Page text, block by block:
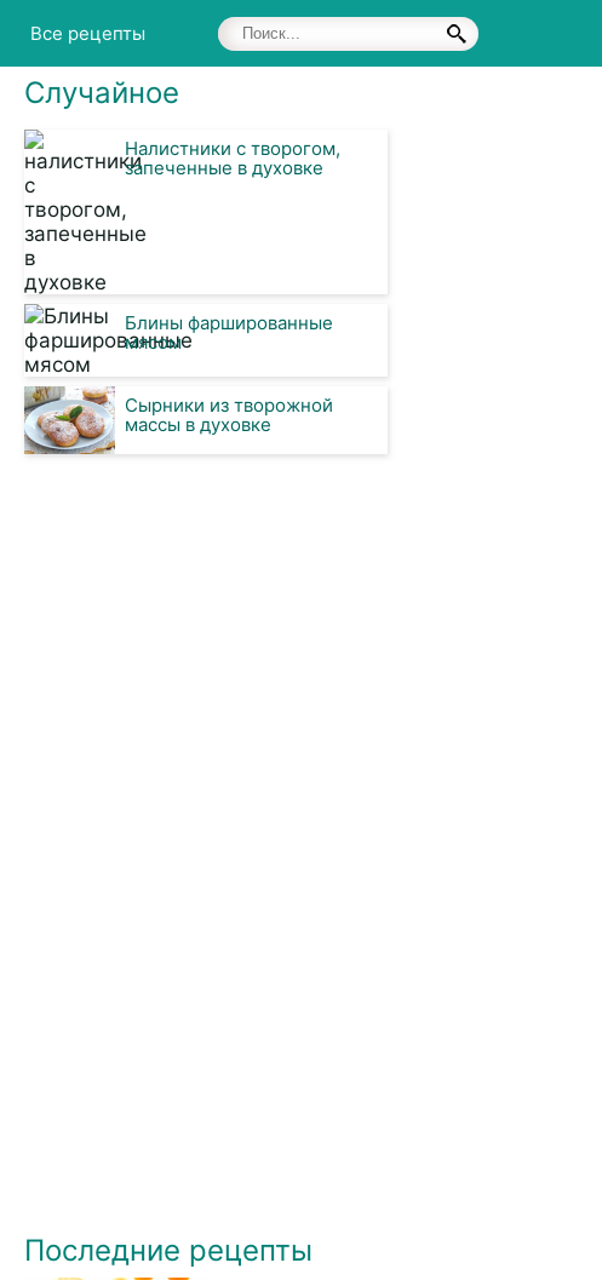
Все рецепты
Случайное
Налистники с творогом,
запеченные в духовке
Блины фаршированные
мясом
Сырники из творожной
массы в духовке
Последние рецепты